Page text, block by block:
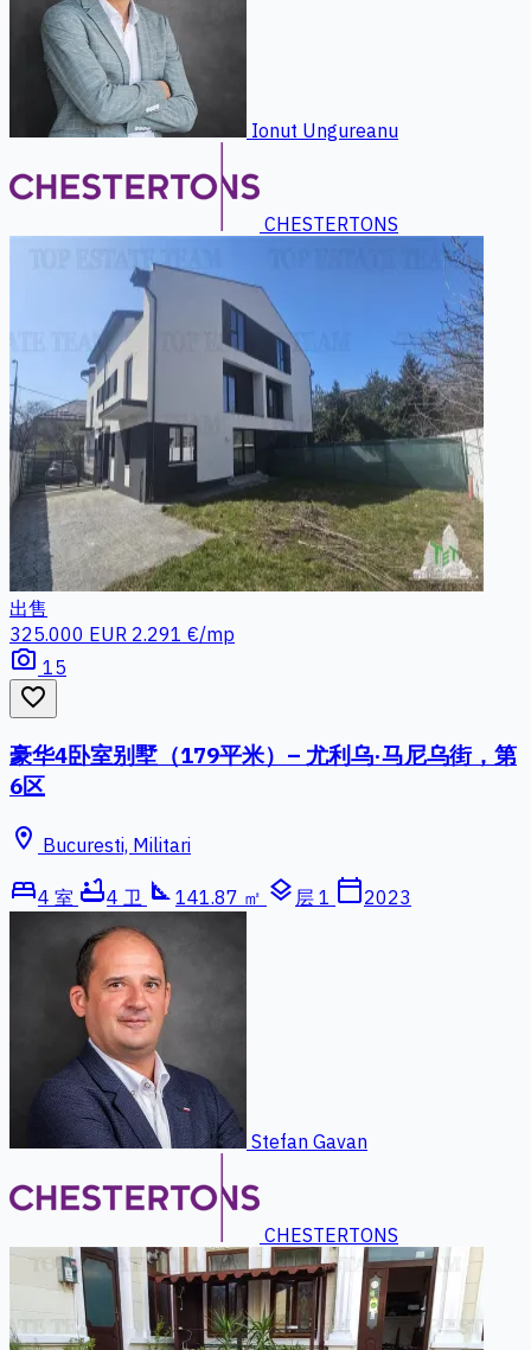
Ionut Ungureanu
CHESTERTONS
出售
325.000 EUR 2.291 €/mp
photo_camera 15
favorite_border
豪华4卧室别墅（179平米）– 尤利乌·马尼乌街，第
6区
location_on Bucuresti, Militari
bed4 室 bathtub4 卫 square_foot 141.87 ㎡ layers 层 1 calendar_today2023
Stefan Gavan
CHESTERTONS